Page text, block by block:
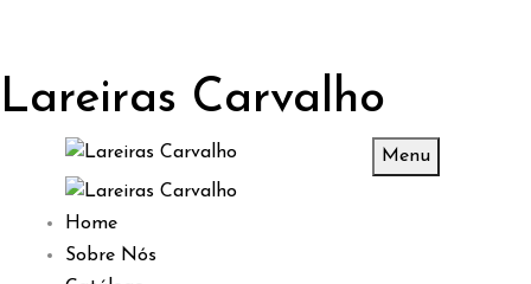
Lareiras Carvalho
Menu
Home
Sobre Nós